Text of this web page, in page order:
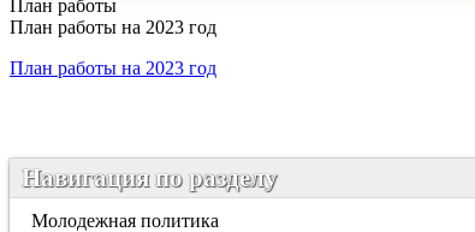
План работы
План работы на 2023 год
План работы на 2023 год
Навигация по разделу
Молодежная политика